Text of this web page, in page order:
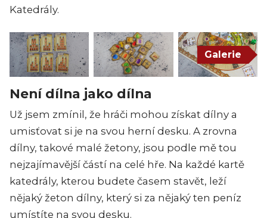
Katedrály.
Galerie
Není dílna jako dílna
Už jsem zmínil, že hráči mohou získat dílny a
umisťovat si je na svou herní desku. A zrovna
dílny, takové malé žetony, jsou podle mě tou
nejzajímavější částí na celé hře. Na každé kartě
katedrály, kterou budete časem stavět, leží
nějaký žeton dílny, který si za nějaký ten peníz
umístíte na svou desku.